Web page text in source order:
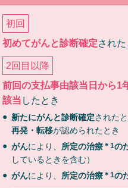
初回
初めてがんと診断確定された
2回目以降
前回の支払事由該当日から1
該当 したとき
新たにがんと診断確定された
再発・転移が認められたとき
がんにより、 所定の治療 ＊1の
しているときを含む）
がんにより、 所定の治療 ＊1の